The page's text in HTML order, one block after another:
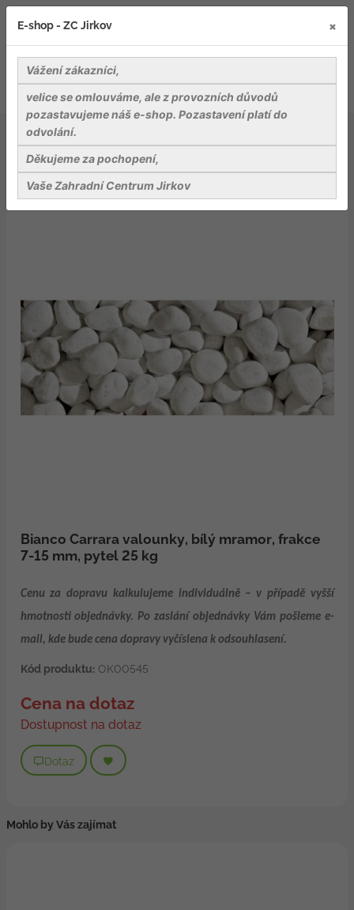
Kameny a dekorativní stěrky
Bianco Carrara valounky, bílý mramor, frakce 7-15 mm,
pytel 25 kg
Bianco Carrara valounky, bílý mramor, frakce
7-15 mm, pytel 25 kg
Cenu za dopravu kalkulujeme individuálně – v případě vyšší
hmotnosti objednávky. Po zaslání objednávky Vám pošleme e-
mail, kde bude cena dopravy vyčíslena k odsouhlasení.
Kód produktu:OK00545
Cena na dotaz
Dostupnost na dotaz
Dotaz
Mohlo by Vás zajímat
E-shop - ZC Jirkov ×
Vážení zákazníci,
velice se omlouváme, ale z provozních důvodů
pozastavujeme náš e-shop. Pozastavení platí do
odvolání.
Děkujeme za pochopení,
Vaše Zahradní Centrum Jirkov